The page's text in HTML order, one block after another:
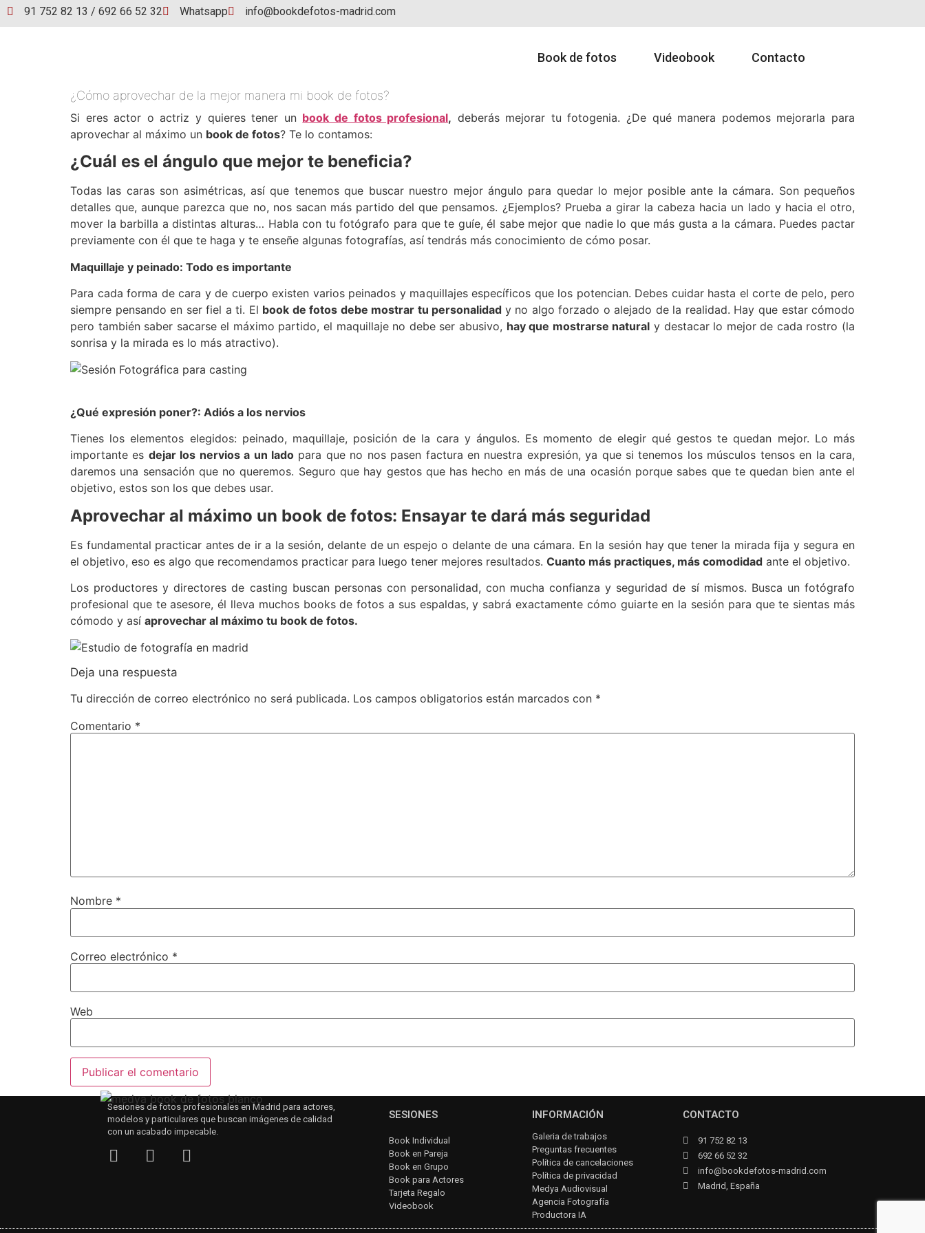
91 752 82 13 / 692 66 52 32 Whatsapp info@bookdefotos-madrid.com
Book de fotos Videobook Contacto
¿Cómo aprovechar de la mejor manera mi book de fotos?
Si eres actor o actriz y quieres tener un book de fotos profesional, deberás mejorar tu fotogenia. ¿De qué manera podemos mejorarla para
aprovechar al máximo un book de fotos? Te lo contamos:
¿Cuál es el ángulo que mejor te beneficia?
Todas las caras son asimétricas, así que tenemos que buscar nuestro mejor ángulo para quedar lo mejor posible ante la cámara. Son pequeños
detalles que, aunque parezca que no, nos sacan más partido del que pensamos. ¿Ejemplos? Prueba a girar la cabeza hacia un lado y hacia el otro,
mover la barbilla a distintas alturas… Habla con tu fotógrafo para que te guíe, él sabe mejor que nadie lo que más gusta a la cámara. Puedes pactar
previamente con él que te haga y te enseñe algunas fotografías, así tendrás más conocimiento de cómo posar.
Maquillaje y peinado: Todo es importante
Para cada forma de cara y de cuerpo existen varios peinados y maquillajes específicos que los potencian. Debes cuidar hasta el corte de pelo, pero
siempre pensando en ser fiel a ti. El book de fotos debe mostrar tu personalidad y no algo forzado o alejado de la realidad. Hay que estar cómodo
pero también saber sacarse el máximo partido, el maquillaje no debe ser abusivo, hay que mostrarse natural y destacar lo mejor de cada rostro (la
sonrisa y la mirada es lo más atractivo).
¿Qué expresión poner?: Adiós a los nervios
Tienes los elementos elegidos: peinado, maquillaje, posición de la cara y ángulos. Es momento de elegir qué gestos te quedan mejor. Lo más
importante es dejar los nervios a un ladopara que no nos pasen factura en nuestra expresión, ya que si tenemos los músculos tensos en la cara,
daremos una sensación que no queremos. Seguro que hay gestos que has hecho en más de una ocasión porque sabes que te quedan bien ante el
objetivo, estos son los que debes usar.
Aprovechar al máximo un book de fotos: Ensayar te dará más seguridad
Es fundamental practicar antes de ir a la sesión, delante de un espejo o delante de una cámara. En la sesión hay que tener la mirada fija y segura en
el objetivo, eso es algo que recomendamos practicar para luego tener mejores resultados. Cuanto más practiques, más comodidad ante el objetivo.
Los productores y directores de casting buscan personas con personalidad, con mucha confianza y seguridad de sí mismos. Busca un fotógrafo
profesional que te asesore, él lleva muchos books de fotos a sus espaldas, y sabrá exactamente cómo guiarte en la sesión para que te sientas más
cómodo y así aprovechar al máximo tu book de fotos.
Deja una respuesta
Tu dirección de correo electrónico no será publicada. Los campos obligatorios están marcados con *
Comentario *
Nombre *
Correo electrónico *
Web
Sesiones de fotos profesionales en Madrid para actores,
modelos y particulares que buscan imágenes de calidad
con un acabado impecable.
SESIONES
Book Individual
Book en Pareja
Book en Grupo
Book para Actores
Tarjeta Regalo
Videobook
INFORMACIÓN
Galeria de trabajos
Preguntas frecuentes
Política de cancelaciones
Política de privacidad
Medya Audiovisual
Agencia Fotografía
Productora IA
CONTACTO
91 752 82 13
692 66 52 32
info@bookdefotos-madrid.com
Madrid, España